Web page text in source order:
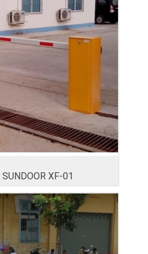
XF-01